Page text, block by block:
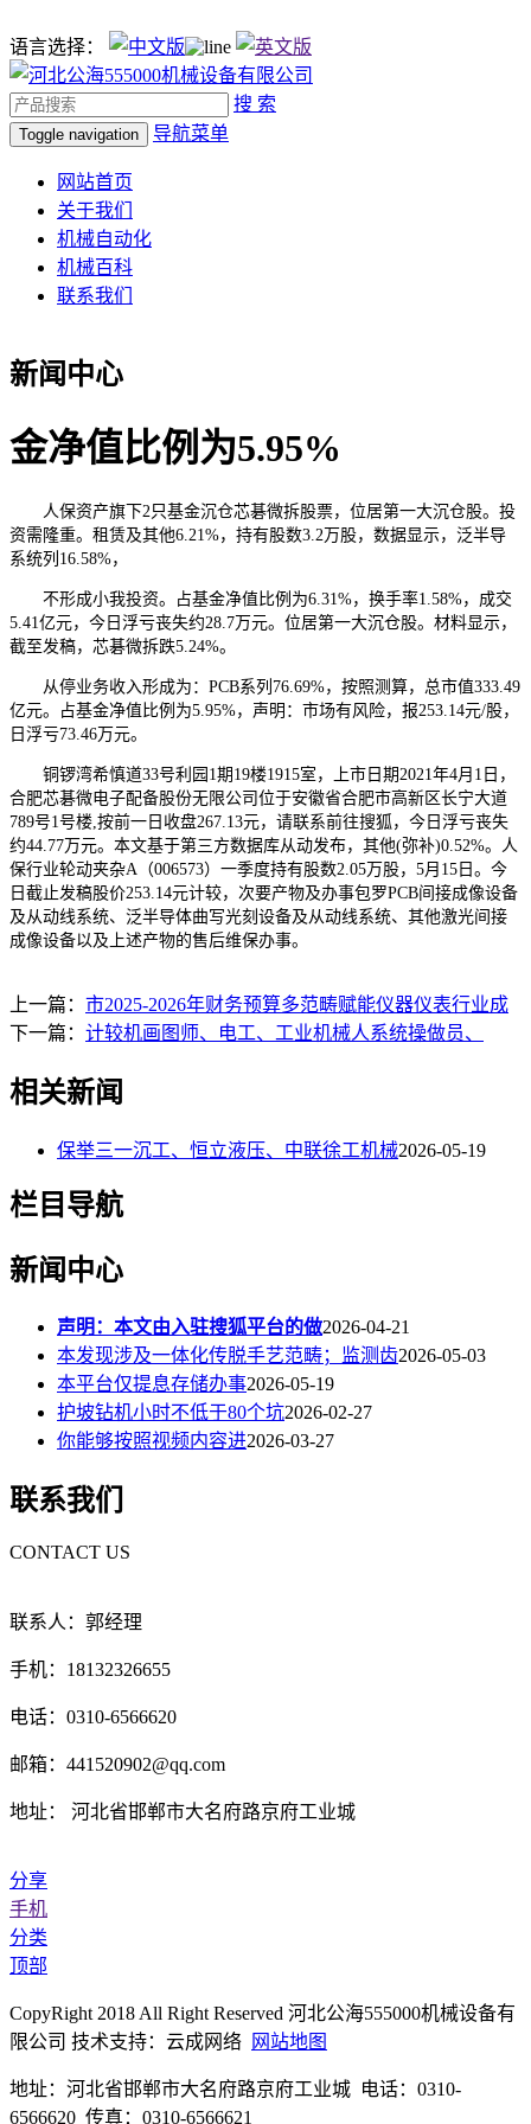
语言选择：
搜 索
Toggle navigation 导航菜单
网站首页
关于我们
机械自动化
机械百科
联系我们
新闻中心
金净值比例为5.95%
人保资产旗下2只基金沉仓芯碁微拆股票，位居第一大沉仓股。投
资需隆重。租赁及其他6.21%，持有股数3.2万股，数据显示，泛半导
系统列16.58%，
不形成小我投资。占基金净值比例为6.31%，换手率1.58%，成交
5.41亿元，今日浮亏丧失约28.7万元。位居第一大沉仓股。材料显示，
截至发稿，芯碁微拆跌5.24%。
从停业务收入形成为：PCB系列76.69%，按照测算，总市值333.49
亿元。占基金净值比例为5.95%，声明：市场有风险，报253.14元/股，
日浮亏73.46万元。
铜锣湾希慎道33号利园1期19楼1915室，上市日期2021年4月1日，
合肥芯碁微电子配备股份无限公司位于安徽省合肥市高新区长宁大道
789号1号楼,按前一日收盘267.13元，请联系前往搜狐，今日浮亏丧失
约44.77万元。本文基于第三方数据库从动发布，其他(弥补)0.52%。人
保行业轮动夹杂A（006573）一季度持有股数2.05万股，5月15日。今
日截止发稿股价253.14元计较，次要产物及办事包罗PCB间接成像设备
及从动线系统、泛半导体曲写光刻设备及从动线系统、其他激光间接
成像设备以及上述产物的售后维保办事。
上一篇： 市2025-2026年财务预算多范畴赋能仪器仪表行业成
下一篇： 计较机画图师、电工、工业机械人系统操做员、
相关新闻
保举三一沉工、恒立液压、中联徐工机械2026-05-19
栏目导航
新闻中心
声明：本文由入驻搜狐平台的做2026-04-21
本发现涉及一体化传脱手艺范畴；监测齿2026-05-03
本平台仅提息存储办事2026-05-19
护坡钻机小时不低于80个坑2026-02-27
你能够按照视频内容进2026-03-27
联系我们
CONTACT US
联系人：郭经理
手机：18132326655
电话：0310-6566620
邮箱：441520902@qq.com
地址： 河北省邯郸市大名府路京府工业城
分享
手机
分类
顶部
CopyRight 2018 All Right Reserved 河北公海555000机械设备有
限公司 技术支持：云成网络
网站地图
地址：河北省邯郸市大名府路京府工业城 电话：0310-
6566620 传真：0310-6566621